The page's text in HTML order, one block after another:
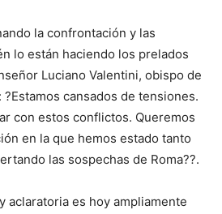
la confrontación y las
lo están haciendo los prelados
Luciano Valentini, obispo de
cansados de tensiones.
con estos conflictos. Queremos
en la que hemos estado tanto
las sospechas de Roma??.
aclaratoria es hoy ampliamente